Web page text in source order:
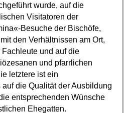
wurde, auf die
Visitatoren der
Besuche der Bischöfe,
den Verhältnissen am Ort,
und auf die
und pfarrlichen
letztere ist ein
die Qualität der Ausbildung
entsprechenden Wünsche
Ehegatten.